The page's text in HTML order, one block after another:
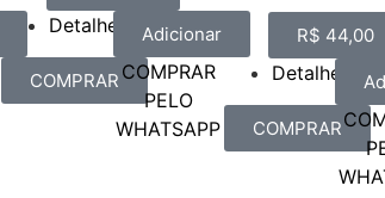
Detalhes Adicionar
COMPRAR COMPRAR
PELO
WHATSAPP
R$ 44,00
Detalhes
COMPRAR